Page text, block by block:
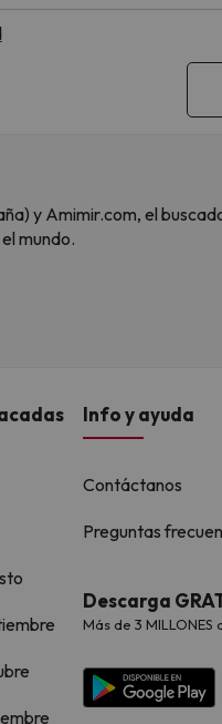
y Amimir.com, el
mundo.
Info y ayuda
Contáctanos
Preguntas
Descarga
Más de 3